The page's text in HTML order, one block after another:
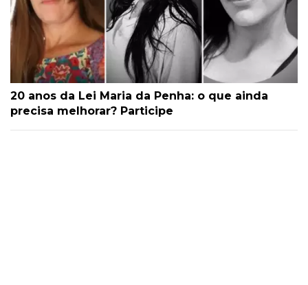
20 anos da Lei Maria da Penha: o que ainda
precisa melhorar? Participe